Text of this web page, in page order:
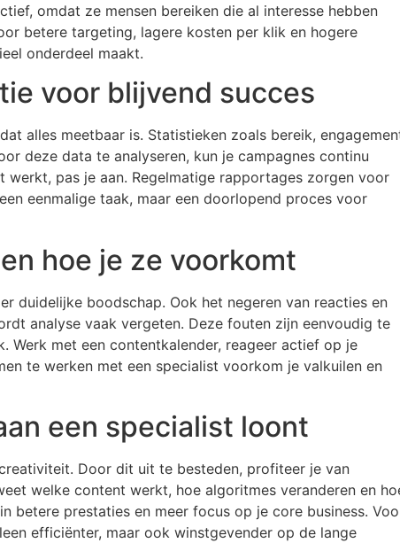
omdat ze mensen bereiken die al interesse hebben
betere targeting, lagere kosten per klik en hogere
onderdeel maakt.
voor blijvend succes
alles meetbaar is. Statistieken zoals bereik,
deze data te analyseren, kun je campagnes continu
pas je aan. Regelmatige rapportages zorgen voor
eenmalige taak, maar een doorlopend proces voor
hoe je ze voorkomt
duidelijke boodschap. Ook het negeren van reacties en
analyse vaak vergeten. Deze fouten zijn eenvoudig te
Werk met een contentkalender, reageer actief op je
te werken met een specialist voorkom je valkuilen en
een specialist loont
Door dit uit te besteden, profiteer je van
welke content werkt, hoe algoritmes veranderen en
betere prestaties en meer focus op je core business.
efficiënter, maar ook winstgevender op de lange